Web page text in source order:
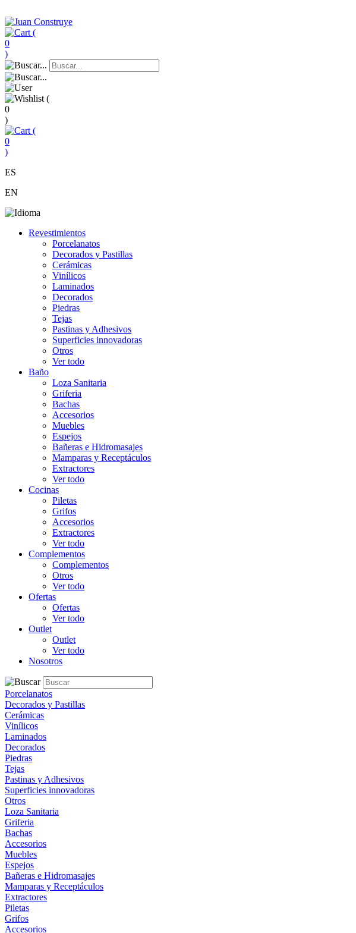
(
0
)
(
0
)
(
0
)
ES
EN
Revestimientos
Porcelanatos
Decorados y Pastillas
Cerámicas
Vinílicos
Laminados
Decorados
Piedras
Tejas
Pastinas y Adhesivos
Superficies innovadoras
Otros
Ver todo
Baño
Loza Sanitaria
Griferia
Bachas
Accesorios
Muebles
Espejos
Bañeras e Hidromasajes
Mamparas y Receptáculos
Extractores
Ver todo
Cocinas
Piletas
Grifos
Accesorios
Extractores
Ver todo
Complementos
Complementos
Otros
Ver todo
Ofertas
Ofertas
Ver todo
Outlet
Outlet
Ver todo
Nosotros
Porcelanatos
Decorados y Pastillas
Cerámicas
Vinílicos
Laminados
Decorados
Piedras
Tejas
Pastinas y Adhesivos
Superficies innovadoras
Otros
Loza Sanitaria
Griferia
Bachas
Accesorios
Muebles
Espejos
Bañeras e Hidromasajes
Mamparas y Receptáculos
Extractores
Piletas
Grifos
Accesorios